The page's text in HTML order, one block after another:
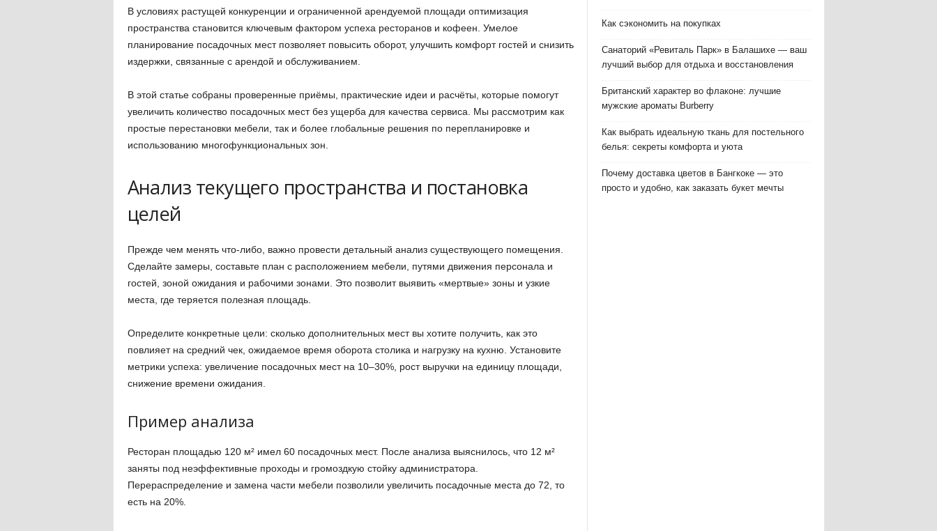
В условиях растущей конкуренции и ограниченной арендуемой площади оптимизация
пространства становится ключевым фактором успеха ресторанов и кофеен. Умелое
планирование посадочных мест позволяет повысить оборот, улучшить комфорт гостей и снизить
издержки, связанные с арендой и обслуживанием.
В этой статье собраны проверенные приёмы, практические идеи и расчёты, которые помогут
увеличить количество посадочных мест без ущерба для качества сервиса. Мы рассмотрим как
простые перестановки мебели, так и более глобальные решения по перепланировке и
использованию многофункциональных зон.
Анализ текущего пространства и постановка
целей
Прежде чем менять что-либо, важно провести детальный анализ существующего помещения.
Сделайте замеры, составьте план с расположением мебели, путями движения персонала и
гостей, зоной ожидания и рабочими зонами. Это позволит выявить «мертвые» зоны и узкие
места, где теряется полезная площадь.
Определите конкретные цели: сколько дополнительных мест вы хотите получить, как это
повлияет на средний чек, ожидаемое время оборота столика и нагрузку на кухню. Установите
метрики успеха: увеличение посадочных мест на 10–30%, рост выручки на единицу площади,
снижение времени ожидания.
Пример анализа
Ресторан площадью 120 м² имел 60 посадочных мест. После анализа выяснилось, что 12 м²
заняты под неэффективные проходы и громоздкую стойку администратора.
Перераспределение и замена части мебели позволили увеличить посадочные места до 72, то
есть на 20%.
Как сэкономить на покупках
Санаторий «Ревиталь Парк» в Балашихе — ваш
лучший выбор для отдыха и восстановления
Британский характер во флаконе: лучшие
мужские ароматы Burberry
Как выбрать идеальную ткань для постельного
белья: секреты комфорта и уюта
Почему доставка цветов в Бангкоке — это
просто и удобно, как заказать букет мечты